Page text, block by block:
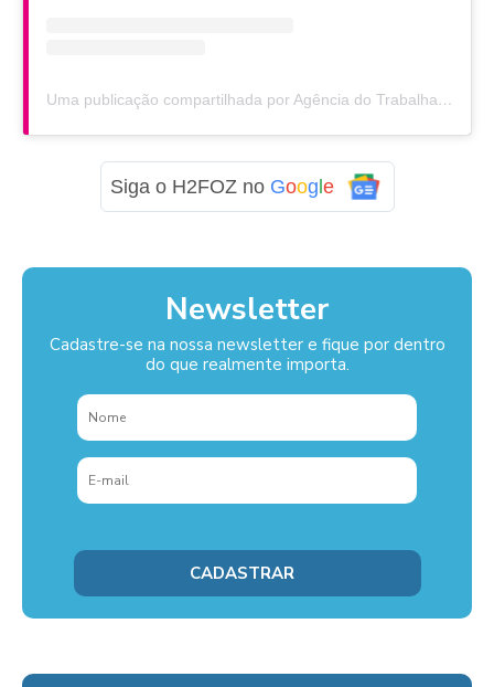
Uma publicação compartilhada por Agência do Trabalhador de Foz do Iguaçu (@sinefozdoiguacu)
Siga o H2FOZ no Google
Newsletter
Cadastre-se na nossa newsletter e fique por dentro
do que realmente importa.